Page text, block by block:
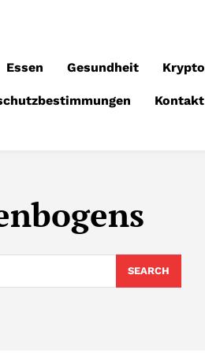
Essen Gesundheit Krypto
Kontakt
SEARCH